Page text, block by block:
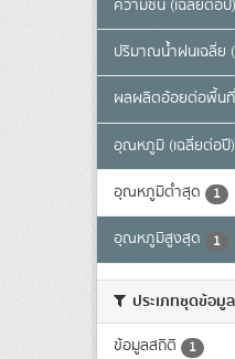
ความชื่น (เฉลี่ยต่อปี)
ปริมาณน้ำฝนเฉลี่ย
ผลผลิตอ้อยต่อพื้นที่
อุณหภูมิ (เฉลี่ยต่อปี)
อุณหภูมิต่ำสุด 1
อุณหภูมิสูงสุด 1
ประเภทชุดข้อมูล
ข้อมูลสถิติ 1